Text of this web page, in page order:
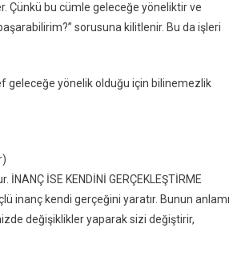
Çünkü bu cümle geleceğe yöneliktir ve
sorusuna kilitlenir. Bu da işleri
geleceğe yönelik olduğu için bilinemezlik
İSE KENDİNİ GERÇEKLEŞTİRME
inanç kendi gerçeğini yaratır. Bunun anlamı
değişiklikler yaparak sizi değiştirir,